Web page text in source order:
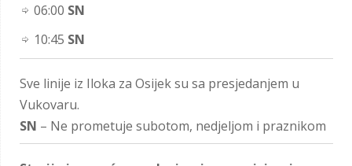
06:00 SN
10:45 SN
Sve linije iz Iloka za Osijek su sa presjedanjem u
Vukovaru.
SN – Ne prometuje subotom, nedjeljom i praznikom